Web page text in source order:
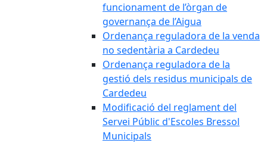
funcionament de l’òrgan de
governança de l’Aigua
Ordenança reguladora de la venda
no sedentària a Cardedeu
Ordenança reguladora de la
gestió dels residus municipals de
Cardedeu
Modificació del reglament del
Servei Públic d'Escoles Bressol
Municipals